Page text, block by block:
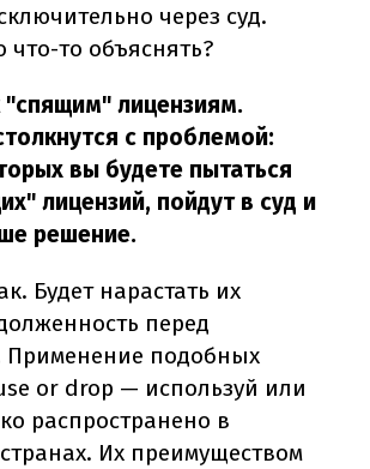
через суд.
то объяснять?
лицензиям.
с проблемой:
вы будете пытаться
лицензий, пойдут в суд и
решение.
Будет нарастать их
перед
Применение подобных
or drop — используй или
распространено в
Их преимуществом